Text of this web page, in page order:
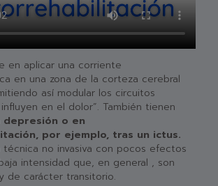
en aplicar una corriente
en una zona de la corteza cerebral
así modular los circuitos
en el dolor”. También tienen
depresión o en
por ejemplo, tras un ictus.
técnica no invasiva con pocos efectos
intensidad que, en general , son
de carácter transitorio.